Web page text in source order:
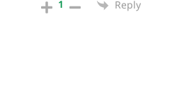
1 Reply